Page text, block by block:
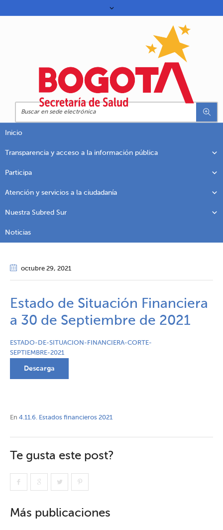
Inicio
Transparencia y acceso a la información pública
Participa
Atención y servicios a la ciudadanía
Nuestra Subred Sur
Noticias
octubre 29, 2021
Estado de Situación Financiera
a 30 de Septiembre de 2021
ESTADO-DE-SITUACION-FINANCIERA-CORTE-
SEPTIEMBRE-2021
Descarga
En 4.11.6. Estados financieros 2021
Te gusta este post?
Más publicaciones